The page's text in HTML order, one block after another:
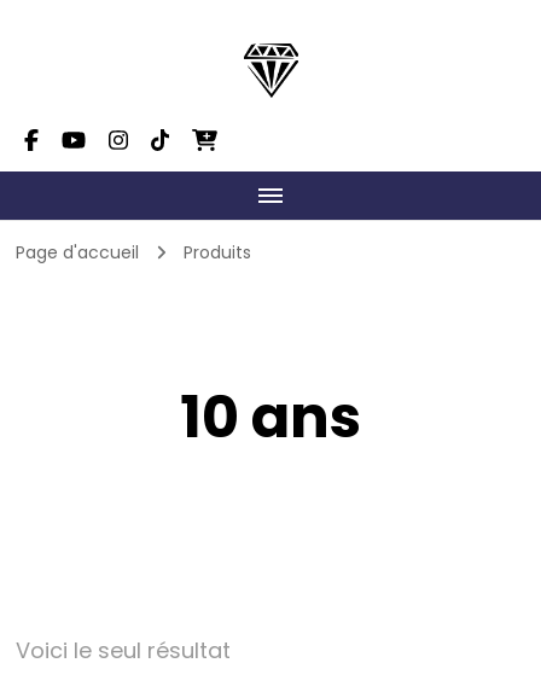
Dimension Danse Mont-
Tremblant
Page d'accueil Produits
10 ans
Voici le seul résultat